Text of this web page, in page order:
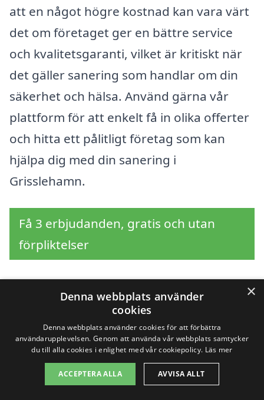
att en något högre kostnad kan vara värt
det om företaget ger en bättre service
och kvalitetsgaranti, vilket är kritiskt när
det gäller sanering som handlar om din
säkerhet och hälsa. Använd gärna vår
plattform för att enkelt få in olika offerter
och hitta ett pålitligt företag som kan
hjälpa dig med din sanering i
Grisslehamn.
Få 3 erbjudanden, gratis och utan
förpliktelser
Sök efter en
professionell för
sanering i andra städer
nära Grisslehamn
×
Denna webbplats använder
cookies
Denna webbplats använder cookies för att förbättra
användarupplevelsen. Genom att använda vår webbplats samtycker
du till alla cookies i enlighet med vår cookiepolicy. Läs mer
ACCEPTERA ALLA AVVISA ALLT